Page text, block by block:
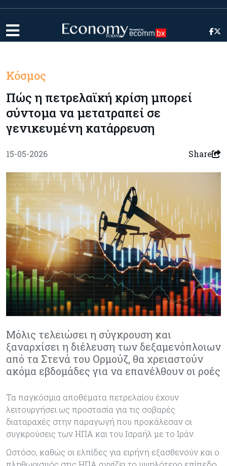
Κόσμος
Πώς η πετρελαϊκή κρίση μπορεί
σύντομα να μετατραπεί σε
γενικευμένη κατάρρευση
15-05-2026 Share
Μόλις τελειώσει η σύγκρουση και
ξαναρχίσει η διέλευση των δεξαμενόπλοιων
από τα Στενά του Ορμούζ, θα χρειαστούν
ακόμα εβδομάδες για να επανέλθουν οι ροές
Τα παγκόσμια αποθέματα πετρελαίου έχουν
λειτουργήσει ως προστασία για τις σοβαρές
διαταραχές στην παραγωγή που προκάλεσαν οι
συγκρούσεις των ΗΠΑ και του Ισραήλ με το Ιράν.
Ωστόσο, καθώς οι ελπίδες για ειρήνη εξασθενούν και ο